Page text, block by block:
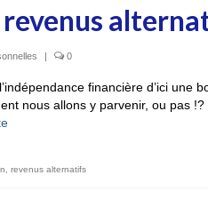
revenus
0
financière d’ici une
nous allons y parvenir, ou pas
, revenus alternatifs